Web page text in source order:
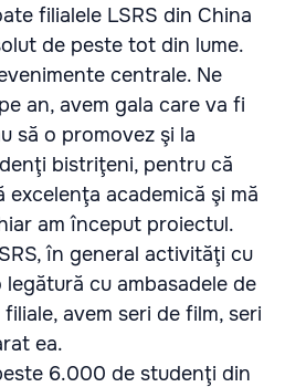
filialele LSRS din China
de peste tot din lume.
centrale. Ne
an, avem gala care va fi
să o promovez şi la
bistriţeni, pentru că
excelenţa academică şi mă
am început proiectul.
în general activităţi cu
cu ambasadele de
avem seri de film, seri
ea.
6.000 de studenţi din